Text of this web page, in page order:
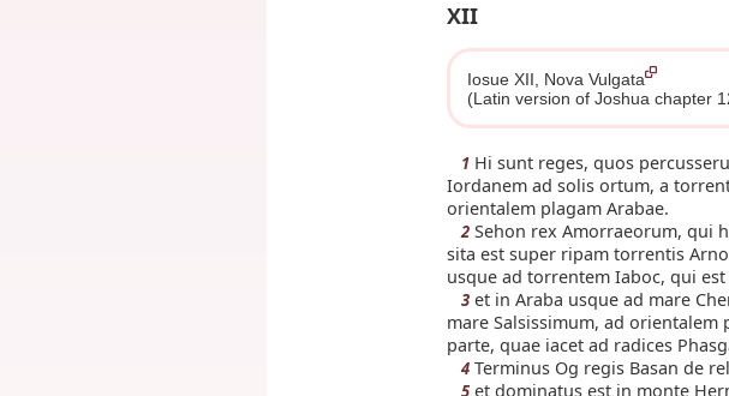
XII
Iosue XII, Nova Vulgata
(Latin version of Joshua chapter
1 Hi sunt reges, quos
Iordanem ad solis ortum, a
orientalem plagam Arabae.
2 Sehon rex Amorraeorum, qui
sita est super ripam torrentis
usque ad torrentem Iaboc, qui
3 et in Araba usque ad mare
mare Salsissimum, ad
parte, quae iacet ad radices
4 Terminus Og regis Basan de
5 et dominatus est in monte